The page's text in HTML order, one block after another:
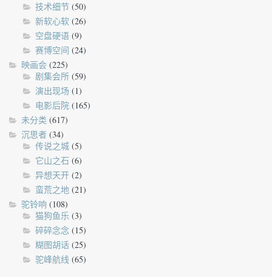
技术细节 (50)
新软心软 (26)
空盘硬语 (9)
赛博空间 (24)
映画会 (225)
剧集会所 (59)
演出现场 (1)
电影后院 (165)
未分类 (617)
沉思者 (34)
传说之城 (5)
它山之石 (6)
异想天开 (2)
蛮荒之地 (21)
驼铃响 (108)
猫狗鱼乐 (3)
碎碎念念 (15)
糊图胡话 (25)
驼峰航线 (65)